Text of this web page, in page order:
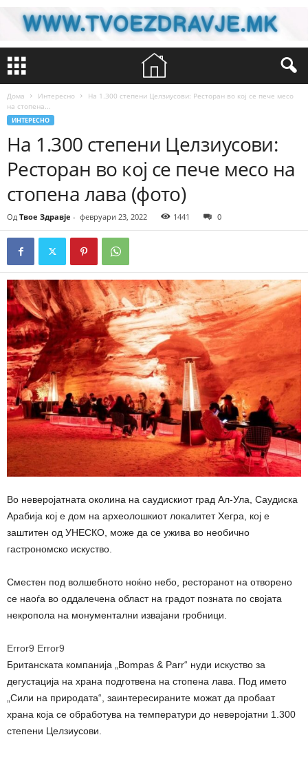
Дома Интересно
На 1.300 степени Целзиусови: Ресторан во кој се пече месо
на стопена...
ИНТЕРЕСНО
На 1.300 степени Целзиусови:
Ресторан во кој се пече месо на
стопена лава (фото)
Од Твое Здравје - февруари 23, 2022 1441 0
Во неверојатната околина на саудискиот град Ал-Ула, Саудиска
Арабија кој е дом на археолошкиот локалитет Хегра, кој е
заштитен од УНЕСКО, може да се ужива во необично
гастрономско искуство.
Сместен под волшебното ноќно небо, ресторанот на отворено
се наоѓа во оддалечена област на градот позната по својата
некропола на монументални извајани гробници.
Error9 Error9
Британската компанија „Bompas & Parr“ нуди искуство за
дегустација на храна подготвена на стопена лава. Под името
„Сили на природата“, заинтересираните можат да пробаат
храна која се обработува на температури до неверојатни 1.300
степени Целзиусови.